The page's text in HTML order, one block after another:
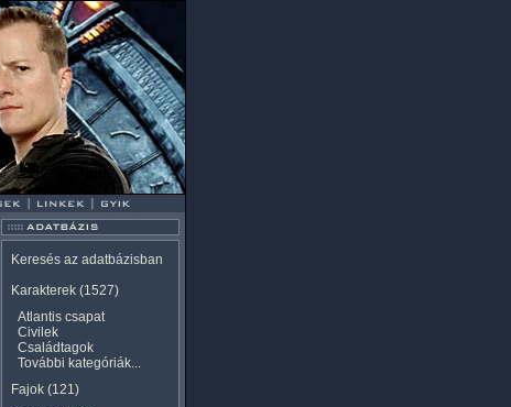
Keresés az adatbázisban
Karakterek (1527)
Atlantis csapat
Civilek
Családtagok
További kategóriák...
Fajok (121)